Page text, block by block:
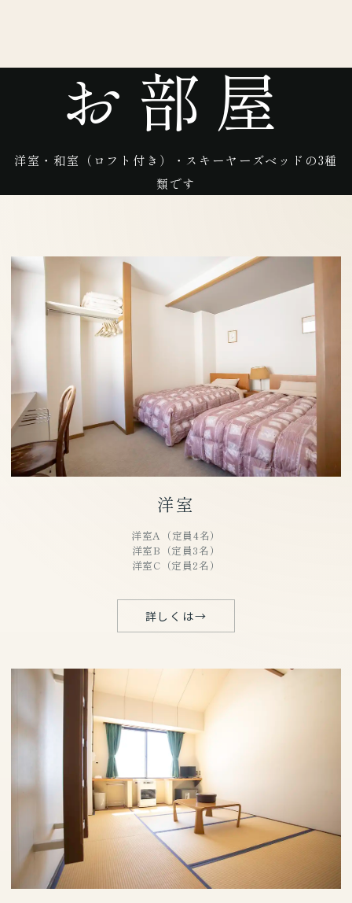
お部屋
洋室・和室（ロフト付き）・スキーヤーズベッドの3種
類です
洋室
洋室A（定員4名）
洋室B（定員3名）
洋室C（定員2名）
詳しくは→